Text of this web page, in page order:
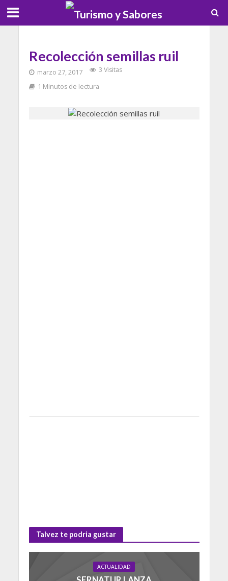
Recolección semillas ruil
marzo 27, 2017
3 Visitas
1 Minutos de lectura
Talvez te podria gustar
ACTUALIDAD